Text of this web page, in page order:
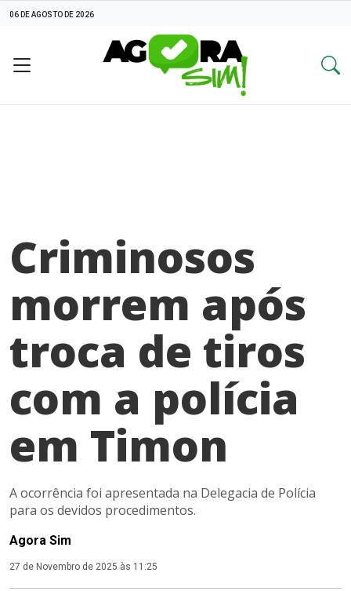
06 DE AGOSTO DE 2026
Criminosos
morrem após
troca de tiros
com a polícia
em Timon
A ocorrência foi apresentada na Delegacia de Polícia
para os devidos procedimentos.
Agora Sim
27 de Novembro de 2025 às 11:25